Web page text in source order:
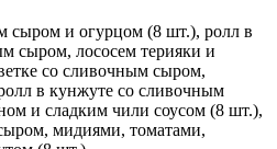
сыром и огурцом (8 шт.), ролл в
сыром, лососем терияки и
со сливочным сыром,
в кунжуте со сливочным
и сладким чили соусом (8 шт.),
мидиями, томатами,